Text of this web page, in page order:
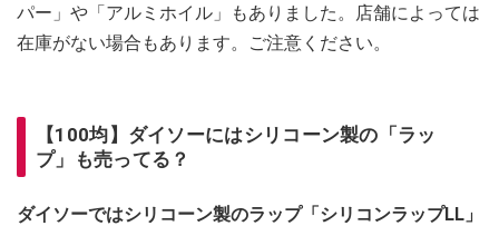
パー」や「アルミホイル」もありました。店舗によっては
在庫がない場合もあります。ご注意ください。
【100均】ダイソーにはシリコーン製の「ラッ
プ」も売ってる？
ダイソーではシリコーン製のラップ「シリコンラップLL」